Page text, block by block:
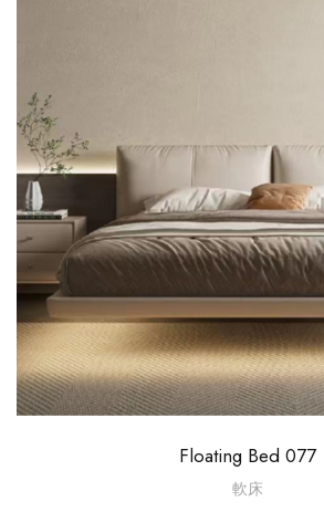
Floating Bed 077
軟床